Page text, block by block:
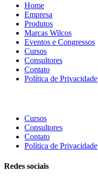
Home
Empresa
Produtos
Marcas Wilcos
Eventos e Congressos
Cursos
Consultores
Contato
Política de Privacidade
Cursos
Consultores
Contato
Política de Privacidade
Redes sociais